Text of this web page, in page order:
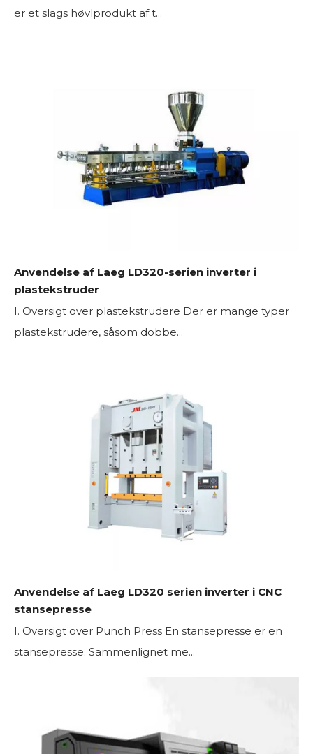
er et slags høvlprodukt af t...
Anvendelse af Laeg LD320-serien inverter i
plastekstruder
I. Oversigt over plastekstrudere Der er mange typer
plastekstrudere, såsom dobbe...
Anvendelse af Laeg LD320 serien inverter i CNC
stansepresse
I. Oversigt over Punch Press En stansepresse er en
stansepresse. Sammenlignet me...